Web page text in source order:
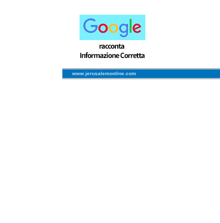
www.jerusalemonline.com